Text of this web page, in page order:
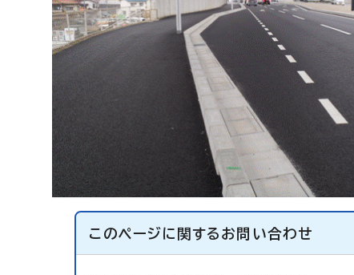
このページに関する お問い合わせ